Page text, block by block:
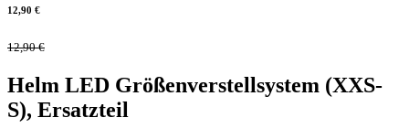
12,90 €
12,90€
Helm LED Größenverstellsystem (XXS-
S), Ersatzteil